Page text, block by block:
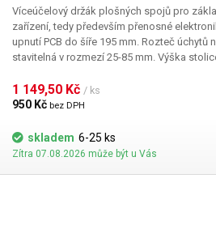
Víceúčelový držák plošných spojů pro
zařízení, tedy především přenosné
upnutí PCB do šíře 195 mm. Rozteč úchytů
stavitelná v rozmezí 25-85 mm. Výška
vhodná pro uchycení plošných spojů při
vzduchem, predehřevem, infrapájkou,
1 149,50 Kč / ks
950 Kč bez DPH
skladem 6-25 ks
Zítra 07.08.2026 může být u Vás